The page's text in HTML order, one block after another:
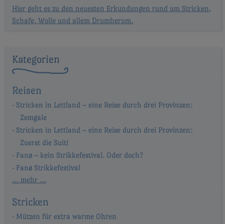
Hier geht es zu den neuesten Erkundungen rund um Stricken,
Schafe, Wolle und allem Drumherum.
Kategorien
Reisen
Stricken in Lettland – eine Reise durch drei Provinzen:
Zemgale
Stricken in Lettland – eine Reise durch drei Provinzen:
Zuerst die Suiti
Fanø – kein Strikkefestival. Oder doch?
Fanø Strikkefestival
… mehr …
Stricken
Mützen für extra warme Ohren